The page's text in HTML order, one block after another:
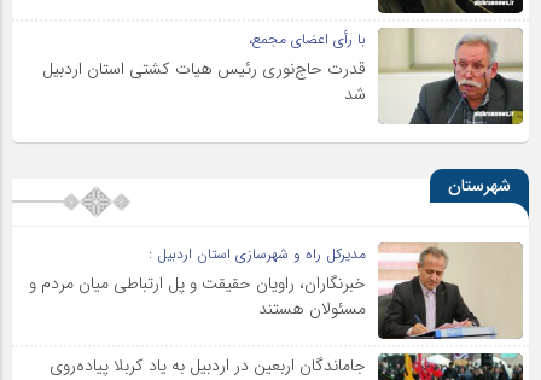
با رأی اعضای مجمع،
قدرت حاج‌نوری رئیس هیات کشتی استان اردبیل
شد
شهرستان
مدیرکل راه و شهرسازی استان اردبیل :
خبرنگاران، راویان حقیقت و پل ارتباطی میان مردم و
مسئولان هستند
جاماندگان اربعین در اردبیل به یاد کربلا پیاده‌روی